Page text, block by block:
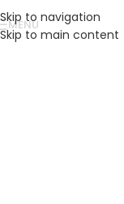
Skip to navigation
Skip to main content
MENÚ